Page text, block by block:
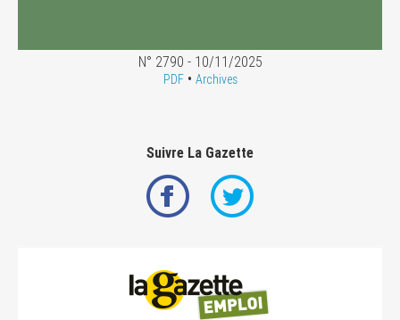
N° 2790 - 10/11/2025
PDF• Archives
Suivre La Gazette